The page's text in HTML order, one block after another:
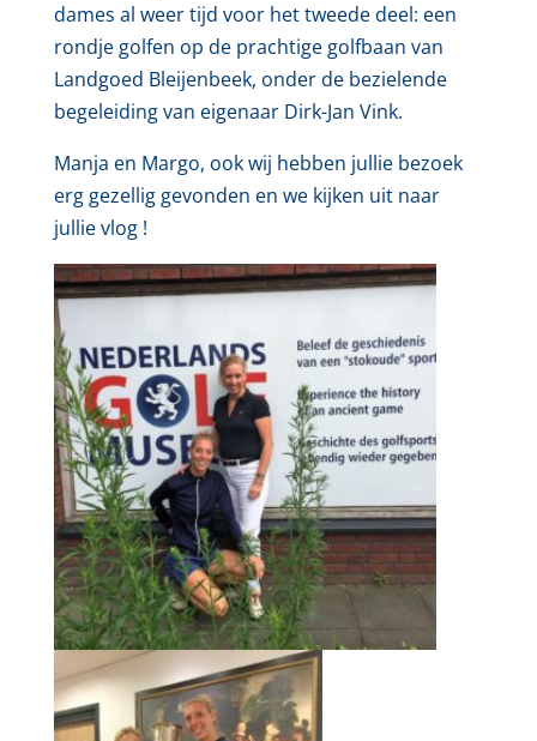
dames al weer tijd voor het tweede deel: een
rondje golfen op de prachtige golfbaan van
Landgoed Bleijenbeek, onder de bezielende
begeleiding van eigenaar Dirk-Jan Vink.
Manja en Margo, ook wij hebben jullie bezoek
erg gezellig gevonden en we kijken uit naar
jullie vlog !